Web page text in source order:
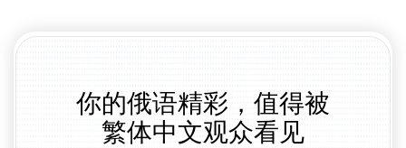
你的俄语精彩，值得被
繁体中文观众看见